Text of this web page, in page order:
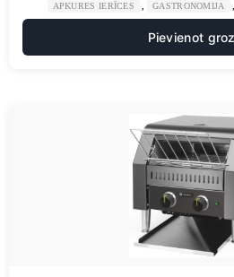
APKURES IERĪCES GASTRONOMIJA
Pievienot